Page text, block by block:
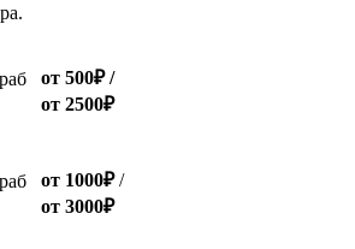
от 500₽/
от 2500₽
от 1000₽/
от 3000₽